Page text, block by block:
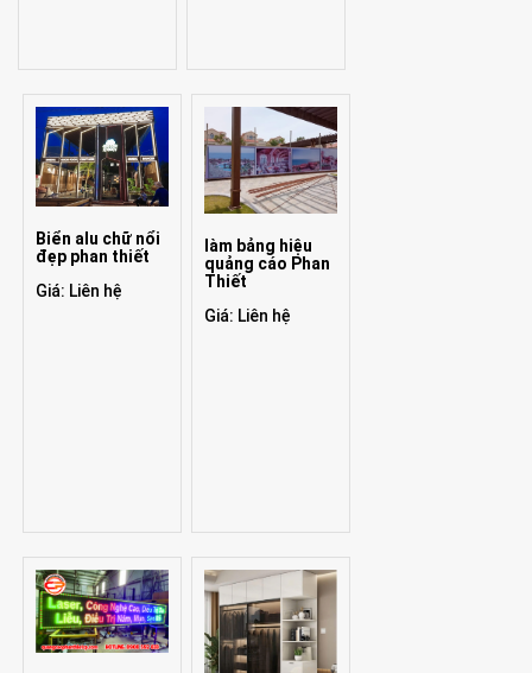
Biển alu chữ nổi
đẹp phan thiết
Giá: Liên hệ
làm bảng hiệu
quảng cáo Phan
Thiết
Giá: Liên hệ